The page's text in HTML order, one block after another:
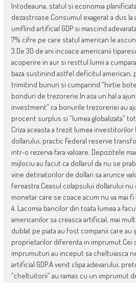
Intodeauna, statul si economia
dezastroase.Consumul exagerat a dus la
umflind artificial GDP si mascind
7% cifre pe care statul american le
3.De 30 de ani incoace americanii
acoperire in aur si resttul lumii a
baza sustinind astfel deficitul american,
trimitind bunuri si cumparind “hirtie
bonduri de trezorerie.In asa un hal a
investment” ca bonurile trezoreriei au
procent surplus si “lumea globalizata”
Criza aceasta a trezit lumea
dollarului, practic Federal reserve
intr-o rezerva fara valoare. Depozitele
mijlociu au facut ca dollarul da nu se
vine detinatorilor de dollari sa arunce
fereastra.Ceasul colapsului dollarului
monetar care se coace acum nu va mai fi
4. Lacomia bancilor din toata lumea a
americanilor sa creasca artificial, mai
dublat pe piata au fost companii care
proprietarilor diferenta in imprumut.Cei
imprumuturi au inceput sa cheltuiasca
artificial GDP.A venit clipa adevarului,
“cheltuitorii” au ramas cu un imprumut